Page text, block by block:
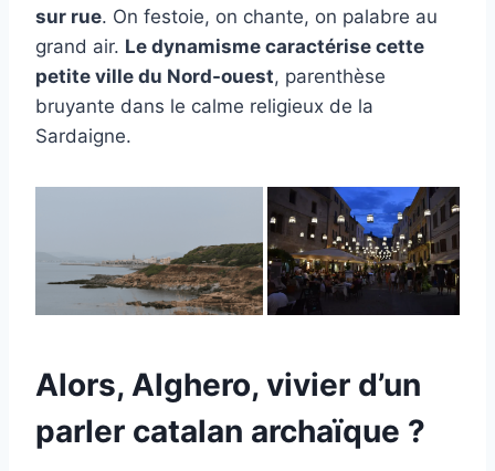
sur rue. On festoie, on chante, on palabre au
grand air. Le dynamisme caractérise cette
petite ville du Nord-ouest, parenthèse
bruyante dans le calme religieux de la
Sardaigne.
Alors, Alghero, vivier d’un
parler catalan archaïque ?